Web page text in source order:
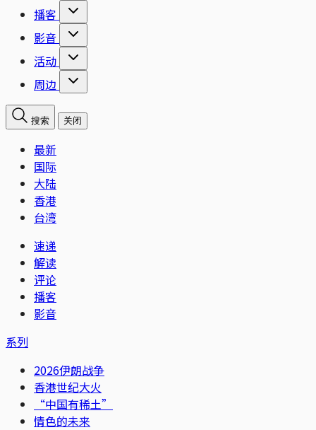
播客
影音
活动
周边
搜索 关闭
最新
国际
大陆
香港
台湾
速递
解读
评论
播客
影音
系列
2026伊朗战争
香港世纪大火
“中国有稀土”
情色的未来